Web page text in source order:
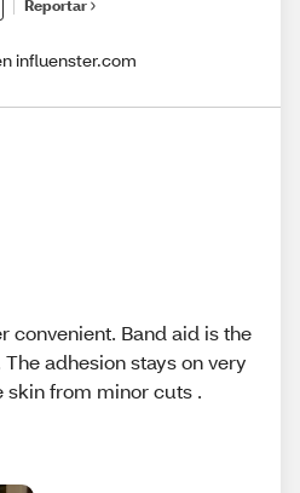
Reportar
influenster.com
convenient. Band aid is the
adhesion stays on very
skin from minor cuts .